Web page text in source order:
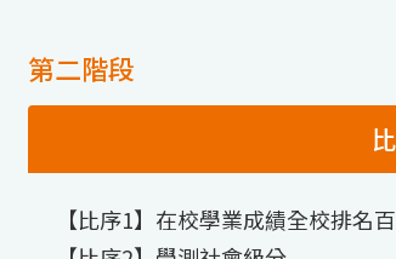
第二階段
【比序1】在校學業成績全校排名